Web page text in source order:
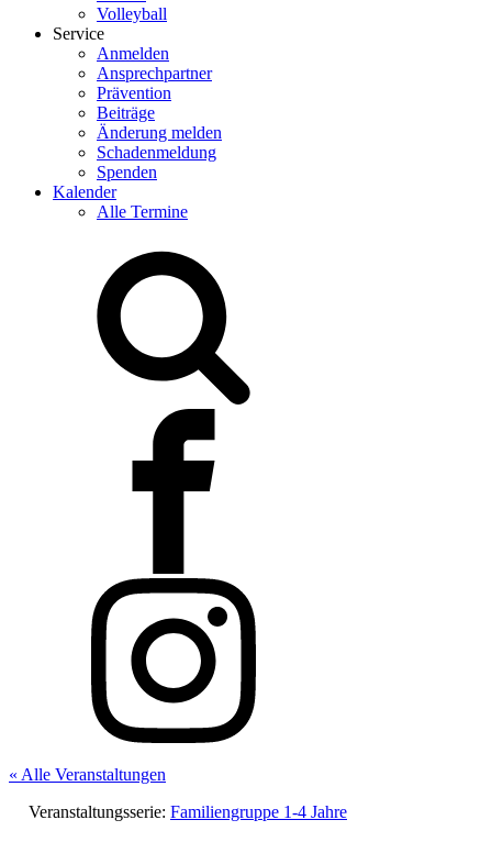
Volleyball
Service
Anmelden
Ansprechpartner
Prävention
Beiträge
Änderung melden
Schadenmeldung
Spenden
Kalender
Alle Termine
« Alle Veranstaltungen
Veranstaltungsserie: Familiengruppe 1-4 Jahre